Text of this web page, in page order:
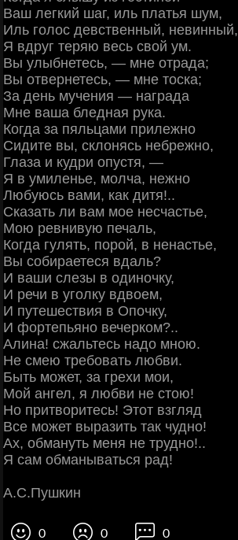
Ваш легкий шаг, иль платья шум,
Иль голос девственный, невинный,
Я вдруг теряю весь свой ум.
Вы улыбнетесь, — мне отрада;
Вы отвернетесь, — мне тоска;
За день мучения — награда
Мне ваша бледная рука.
Когда за пяльцами прилежно
Сидите вы, склонясь небрежно,
Глаза и кудри опустя, —
Я в умиленье, молча, нежно
Любуюсь вами, как дитя!..
Сказать ли вам мое несчастье,
Мою ревнивую печаль,
Когда гулять, порой, в ненастье,
Вы собираетеся вдаль?
И ваши слезы в одиночку,
И речи в уголку вдвоем,
И путешествия в Опочку,
И фортепьяно вечерком?..
Алина! сжальтесь надо мною.
Не смею требовать любви.
Быть может, за грехи мои,
Мой ангел, я любви не стою!
Но притворитесь! Этот взгляд
Все может выразить так чудно!
Ах, обмануть меня не трудно!..
Я сам обманываться рад!
А.С.Пушкин
0 0 0